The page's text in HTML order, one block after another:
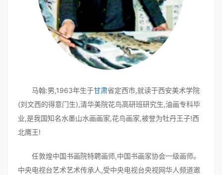
马翰:男,1963年生于甘肃省定西市,就读于西安美术学院
(刘文西的得意门生),清华美院花鸟高研班研究生,油画专科毕
业,是我国知名水墨山水画画家,花鸟画家,被誉为牡丹王子!西
北鹰王!
任敦煌中国书画院特聘画师,中国书画家协会一级画师。
中央电视台艺术艺术传承人,受中央电视台央视网华人频道邀